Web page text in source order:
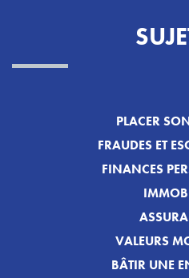
PLACER
FRAUDES ET
FINANCES
VALEURS
BÂTIR UNE